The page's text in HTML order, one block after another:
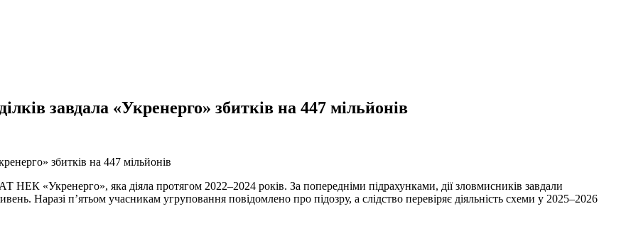
завдала «Укренерго» збитків на 447 мільйонів
«Укренерго», яка діяла протягом 2022–2024 років. За попередніми підрахунками, дії зловмисників завдали
Наразі п’ятьом учасникам угруповання повідомлено про підозру, а слідство перевіряє діяльність схеми у 2025–2026